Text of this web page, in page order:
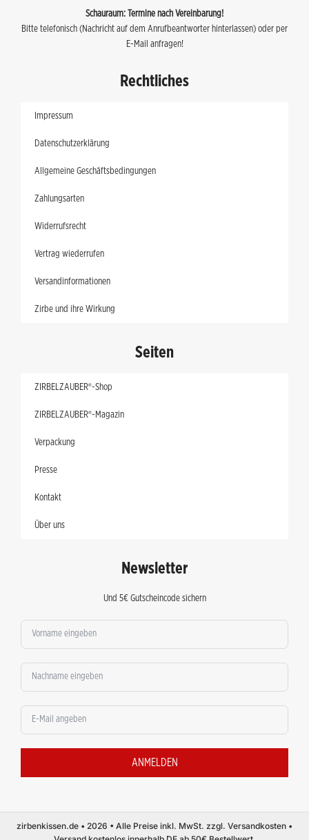
Schauraum: Termine nach Vereinbarung!
Bitte telefonisch (Nachricht auf dem Anrufbeantworter hinterlassen) oder per
E-Mail anfragen!
Rechtliches
Impressum
Datenschutzerklärung
Allgemeine Geschäftsbedingungen
Zahlungsarten
Widerrufsrecht
Vertrag wiederrufen
Versandinformationen
Zirbe und ihre Wirkung
Seiten
ZIRBELZAUBER®-Shop
ZIRBELZAUBER®-Magazin
Verpackung
Presse
Kontakt
Über uns
Newsletter
Und 5€ Gutscheincode sichern
ANMELDEN
zirbenkissen.de • 2026 • Alle Preise inkl. MwSt. zzgl. Versandkosten •